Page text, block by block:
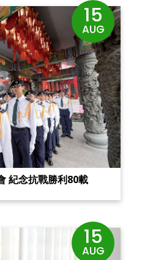
紀念抗戰勝利80載
15
AUG
15
AUG